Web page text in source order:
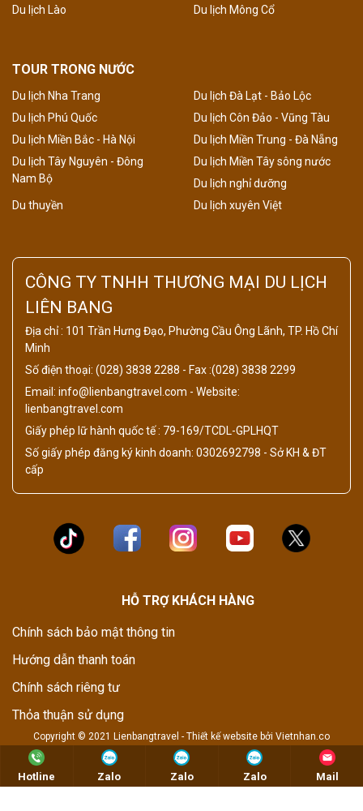
Du lịch Lào
Du lịch Mông Cổ
TOUR TRONG NƯỚC
Du lịch Nha Trang
Du lịch Đà Lạt - Bảo Lộc
Du lịch Phú Quốc
Du lịch Côn Đảo - Vũng Tàu
Du lịch Miền Bắc - Hà Nội
Du lịch Miền Trung - Đà Nẵng
Du lịch Tây Nguyên - Đông
Nam Bộ
Du lịch Miền Tây sông nước
Du lịch nghỉ dưỡng
Du thuyền
Du lịch xuyên Việt
CÔNG TY TNHH THƯƠNG MẠI DU LỊCH
LIÊN BANG
Địa chỉ : 101 Trần Hưng Đạo, Phường Cầu Ông Lãnh, TP. Hồ Chí
Minh
Số điện thoại: (028) 3838 2288 - Fax :(028) 3838 2299
Email: info@lienbangtravel.com - Website:
lienbangtravel.com
Giấy phép lữ hành quốc tế : 79-169/TCDL-GPLHQT
Số giấy phép đăng ký kinh doanh: 0302692798 - Sở KH & ĐT
cấp
HỖ TRỢ KHÁCH HÀNG
Chính sách bảo mật thông tin
Hướng dẫn thanh toán
Chính sách riêng tư
Thỏa thuận sử dụng
Copyright © 2021 Lienbangtravel - Thiết kế website bởi Vietnhan.co
Hotline Zalo Zalo Zalo Mail